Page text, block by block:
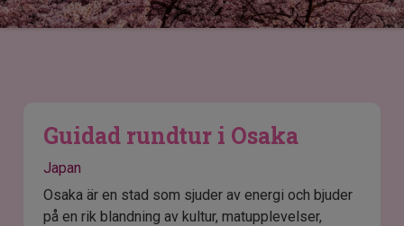
Guidad rundtur i Osaka
Japan
Osaka är en stad som sjuder av energi och bjuder
på en rik blandning av kultur, matupplevelser,